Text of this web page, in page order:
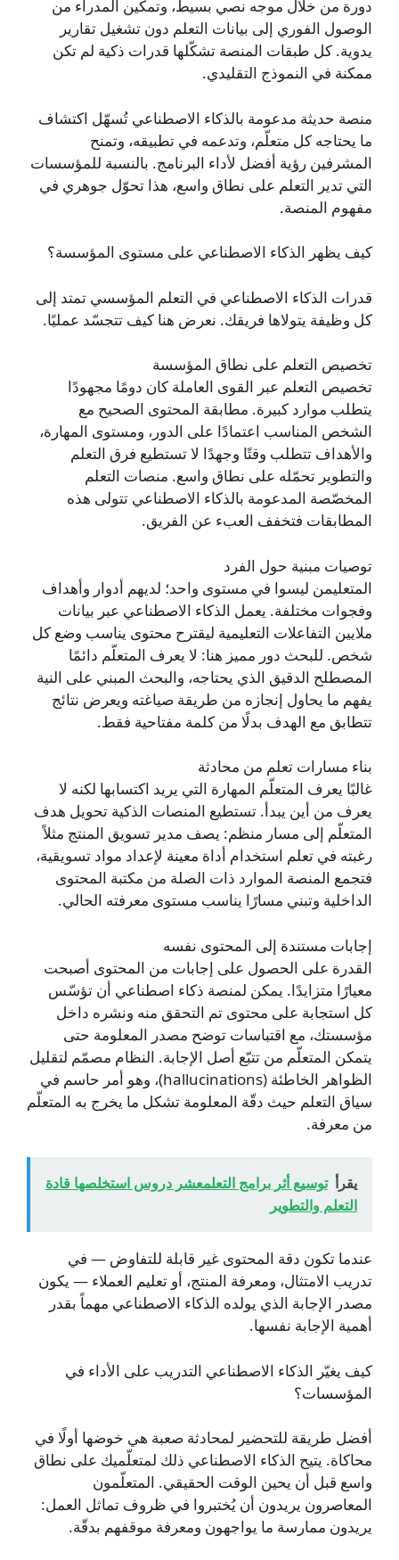
دورة من خلال موجه نصي بسيط، وتمكين المدراء من
الوصول الفوري إلى بيانات التعلم دون تشغيل تقارير
يدوية. كل طبقات المنصة تشكّلها قدرات ذكية لم تكن
ممكنة في النموذج التقليدي.
منصة حديثة مدعومة بالذكاء الاصطناعي تُسهّل اكتشاف
ما يحتاجه كل متعلّم، وتدعمه في تطبيقه، وتمنح
المشرفين رؤية أفضل لأداء البرنامج. بالنسبة للمؤسسات
التي تدير التعلم على نطاق واسع، هذا تحوّل جوهري في
مفهوم المنصة.
كيف يظهر الذكاء الاصطناعي على مستوى المؤسسة؟
قدرات الذكاء الاصطناعي في التعلم المؤسسي تمتد إلى
كل وظيفة يتولاها فريقك. نعرض هنا كيف تتجسّد عمليًا.
تخصيص التعلم على نطاق المؤسسة
تخصيص التعلم عبر القوى العاملة كان دومًا مجهودًا
يتطلب موارد كبيرة. مطابقة المحتوى الصحيح مع
الشخص المناسب اعتمادًا على الدور، ومستوى المهارة،
والأهداف تتطلب وقتًا وجهدًا لا تستطيع فرق التعلم
والتطوير تحمّله على نطاق واسع. منصات التعلم
المخصّصة المدعومة بالذكاء الاصطناعي تتولى هذه
المطابقات فتخفف العبء عن الفريق.
توصيات مبنية حول الفرد
المتعليمن ليسوا في مستوى واحد؛ لديهم أدوار وأهداف
وفجوات مختلفة. يعمل الذكاء الاصطناعي عبر بيانات
ملايين التفاعلات التعليمية ليقترح محتوى يناسب وضع كل
شخص. للبحث دور مميز هنا: لا يعرف المتعلّم دائمًا
المصطلح الدقيق الذي يحتاجه، والبحث المبني على النية
يفهم ما يحاول إنجازه من طريقة صياغته ويعرض نتائج
تتطابق مع الهدف بدلًا من كلمة مفتاحية فقط.
بناء مسارات تعلم من محادثة
غالبًا يعرف المتعلّم المهارة التي يريد اكتسابها لكنه لا
يعرف من أين يبدأ. تستطيع المنصات الذكية تحويل هدف
المتعلّم إلى مسار منظم: يصف مدير تسويق المنتج مثلاً
رغبته في تعلم استخدام أداة معينة لإعداد مواد تسويقية،
فتجمع المنصة الموارد ذات الصلة من مكتبة المحتوى
الداخلية وتبني مسارًا يناسب مستوى معرفته الحالي.
إجابات مستندة إلى المحتوى نفسه
القدرة على الحصول على إجابات من المحتوى أصبحت
معيارًا متزايدًا. يمكن لمنصة ذكاء اصطناعي أن تؤسّس
كل استجابة على محتوى تم التحقق منه ونشره داخل
مؤسستك، مع اقتباسات توضح مصدر المعلومة حتى
يتمكن المتعلّم من تتبّع أصل الإجابة. النظام مصمّم لتقليل
الظواهر الخاطئة (hallucinations)، وهو أمر حاسم في
سياق التعلم حيث دقّة المعلومة تشكل ما يخرج به المتعلّم
من معرفة.
يقرأ توسيع أثر برامج التعلمعشر دروس استخلصها قادة
التعلم والتطوير
عندما تكون دقة المحتوى غير قابلة للتفاوض — في
تدريب الامتثال، ومعرفة المنتج، أو تعليم العملاء — يكون
مصدر الإجابة الذي يولده الذكاء الاصطناعي مهماً بقدر
أهمية الإجابة نفسها.
كيف يغيّر الذكاء الاصطناعي التدريب على الأداء في
المؤسسات؟
أفضل طريقة للتحضير لمحادثة صعبة هي خوضها أولًا في
محاكاة. يتيح الذكاء الاصطناعي ذلك لمتعلّميك على نطاق
واسع قبل أن يحين الوقت الحقيقي. المتعلّمون
المعاصرون يريدون أن يُختبروا في ظروف تماثل العمل:
يريدون ممارسة ما يواجهون ومعرفة موقفهم بدقّة.